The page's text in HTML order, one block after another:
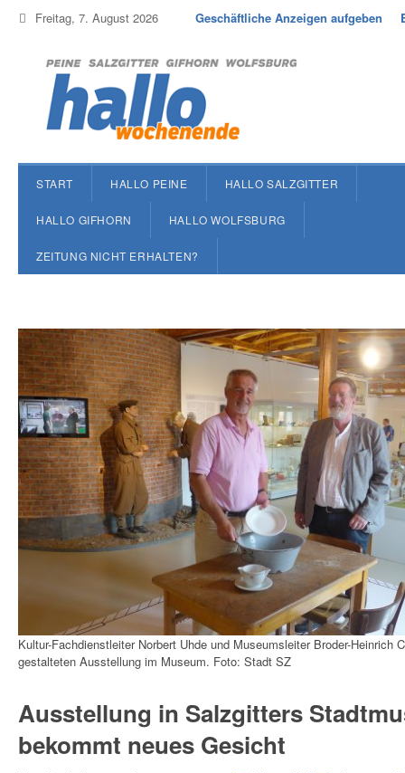
Freitag, 7. August 2026 Geschäftliche Anzeigen aufgeben
START HALLO PEINE HALLO SALZGITTER
HALLO GIFHORN HALLO WOLFSBURG
ZEITUNG NICHT ERHALTEN?
Kultur-Fachdienstleiter Norbert Uhde und Museumsleiter Broder-Heinrich
gestalteten Ausstellung im Museum. Foto: Stadt SZ
Ausstellung in Salzgitters
bekommt neues Gesicht